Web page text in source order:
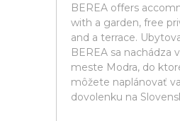
BEREA offers
with a garden, free
and a terrace.
BEREA sa nachádza
meste Modra, do
môžete naplánovať
dovolenku na